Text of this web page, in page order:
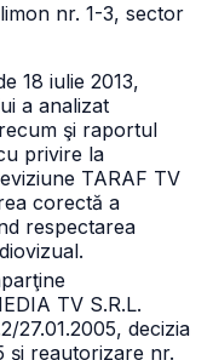
nr. 1-3, sector
18 iulie 2013,
a analizat
şi raportul
privire la
TARAF TV
corectă a
respectarea
TV S.R.L.
27.01.2005, decizia
şi reautorizare nr.